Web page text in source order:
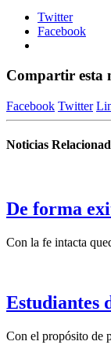
Twitter
Facebook
Compartir esta
Facebook Twitter
Noticias
De forma
Con la fe intacta
Estudiantes
Con el propósito de